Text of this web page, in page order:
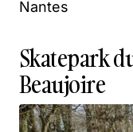
Nantes
Skatepark
Beaujoire